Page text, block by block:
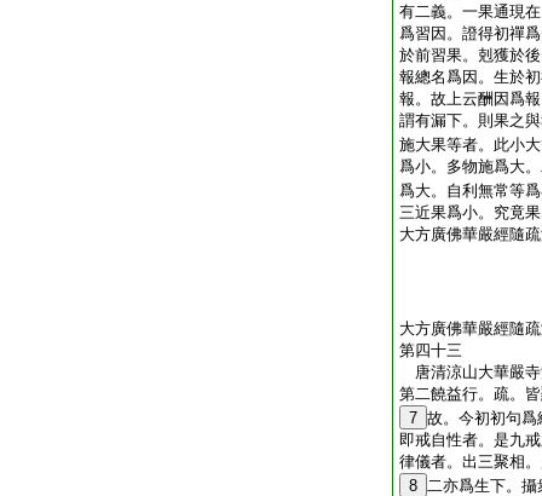
有二義。一果通現
爲習因。證得初禪
於前習果。剋獲於
報總名爲因。生於
報。故上云酬因爲
謂有漏下。則果之
施大果等者。此小
爲小。多物施爲大
爲大。自利無常等
三近果爲小。究竟
大方廣佛華嚴經隨
大方廣佛華嚴經隨
第四十三
唐清涼山大華嚴
第二饒益行。疏。
7 故。今初初句
即戒自性者。是九
律儀者。出三聚相
8 二亦爲生下。